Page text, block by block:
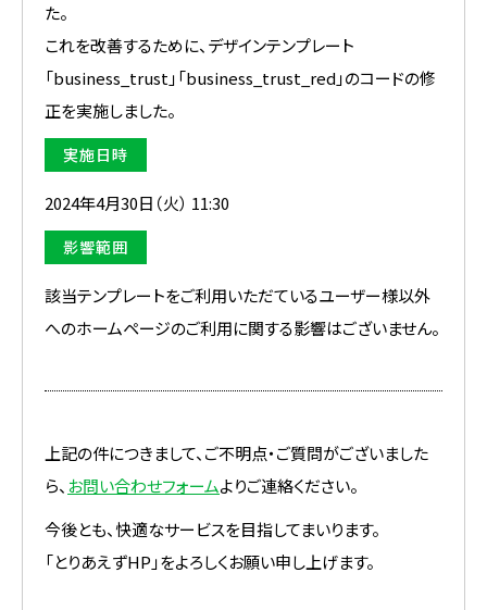
た。
これを改善するために、デザインテンプレート
「business_trust」「business_trust_red」のコードの修
正を実施しました。
実施日時
2024年4月30日（火） 11:30
影響範囲
該当テンプレートをご利用いただているユーザー様以外
へのホームページのご利用に関する影響はございません。
上記の件につきまして、ご不明点・ご質問がございました
ら、 お問い合わせフォームよりご連絡ください。
今後とも、快適なサービスを目指してまいります。
「とりあえずHP」をよろしくお願い申し上げます。